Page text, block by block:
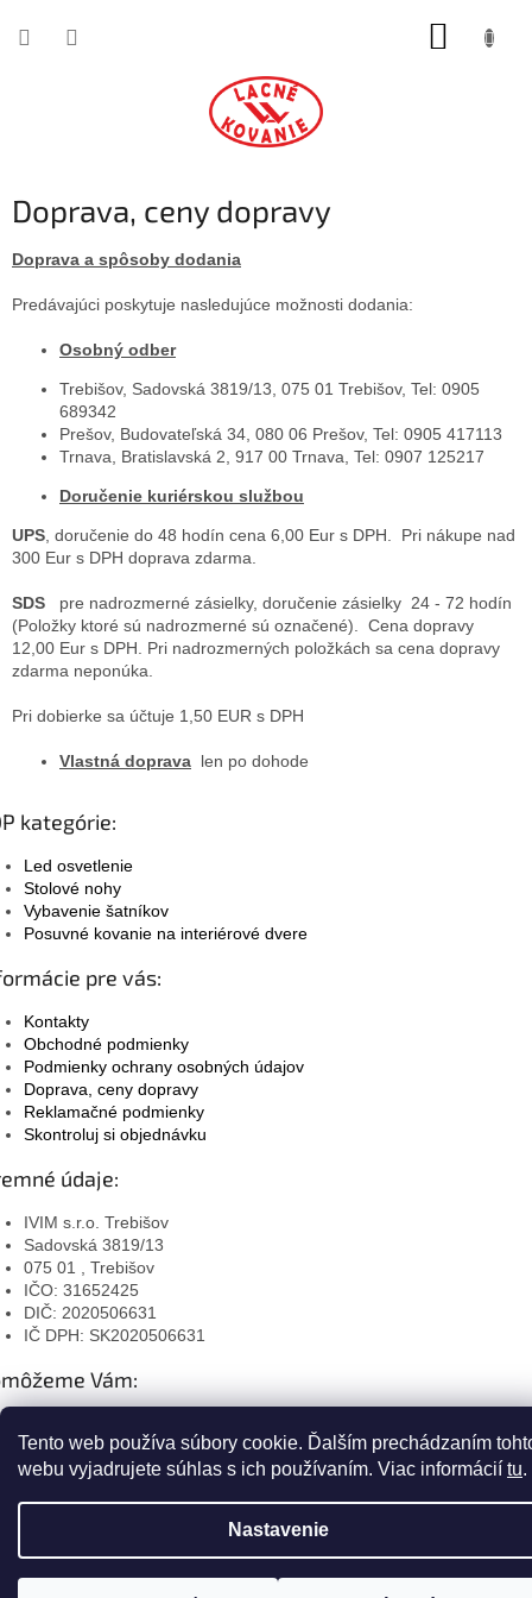
Tento web používa súbory cookie. Ďalším prechádzaním
webu vyjadrujete súhlas s ich používaním. Viac informácií tu.
Nastavenie
Doprava, ceny dopravy
Doprava a spôsoby dodania
Predávajúci poskytuje nasledujúce možnosti dodania:
Osobný odber
Trebišov, Sadovská 3819/13, 075 01 Trebišov, Tel: 0905
689342
Prešov, Budovateľská 34, 080 06 Prešov, Tel: 0905 417113
Trnava, Bratislavská 2, 917 00 Trnava, Tel: 0907 125217
Doručenie kuriérskou službou
UPS , doručenie do 48 hodín cena 6,00 Eur s DPH. Pri nákupe nad
300 Eur s DPH doprava zdarma.
SDS pre nadrozmerné zásielky, doručenie zásielky 24 - 72 hodín
(Položky ktoré sú nadrozmerné sú označené). Cena dopravy
12,00 Eur s DPH. Pri nadrozmerných položkách sa cena dopravy
zdarma neponúka.
Pri dobierke sa účtuje 1,50 EUR s DPH
Vlastná doprava len po dohode
kategórie:
Led osvetlenie
Stolové nohy
Vybavenie šatníkov
Posuvné kovanie na interiérové dvere
pre vás:
Kontakty
Obchodné podmienky
Podmienky ochrany osobných údajov
Doprava, ceny dopravy
Reklamačné podmienky
Skontroluj si objednávku
údaje:
IVIM s.r.o. Trebišov
Sadovská 3819/13
075 01 , Trebišov
IČO: 31652425
DIČ: 2020506631
IČ DPH: SK2020506631
Vám:
907 880 625